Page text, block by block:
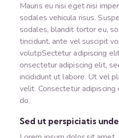
Mauris eu nisi eget nisi
sodales vehicula risus.
sodales, blandit tortor eu,
tincidunt, ante vel suscipit
volutpSectetur adipiscing
onsectetur adipiscing elit,
incididunt ut labore. Ut vel
velit. Consectetur
do.
Sed ut perspiciatis